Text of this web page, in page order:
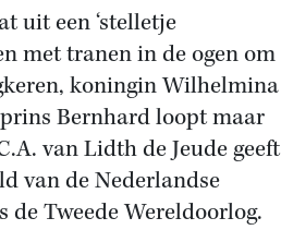
uit een ‘stelletje
met tranen in de ogen om
koningin Wilhelmina
Bernhard loopt maar
van Lidth de Jeude geeft
van de Nederlandse
Tweede Wereldoorlog.